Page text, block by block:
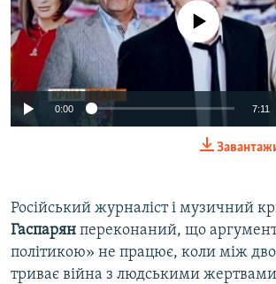
No media source currently
0:00 7:11
Російський журналіст і музичний
Гаспарян переконаний, що
політикою» не працює, коли між
триває війна з людськими